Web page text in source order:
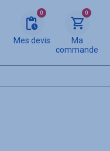
0
Mes devis
0
Ma
commande